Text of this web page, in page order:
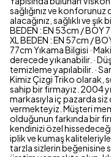
sağlığınız ve
alacağınız, sağlıklı ve
BEDEN : EN 53cm / BOY
XL BEDEN : EN 57cm /
77cm Yıkama Bilgisi ·
derecede yıkanabilir. ·
temizleme yapılabilir. ·
Kimiz Çizgi Triko olarak,
sahip bir firmayız. 2004
markasıyla iç pazarda
vermekteyiz. Müşteri
olduğunun farkında bir
kendinizi özel
iplik ve kumaş
tarzla sizlerin beğenisine